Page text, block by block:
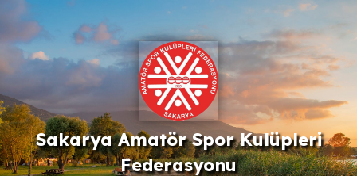
Sakarya Amatör Spor Kulüpleri
Federasyonu